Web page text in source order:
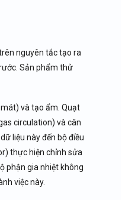
nguyên tắc tạo ra
Sản phẩm thử
và tạo ẩm. Quạt
circulation) và cân
liệu này đến bộ điều
thực hiện chỉnh sửa
phận gia nhiệt không
việc này.